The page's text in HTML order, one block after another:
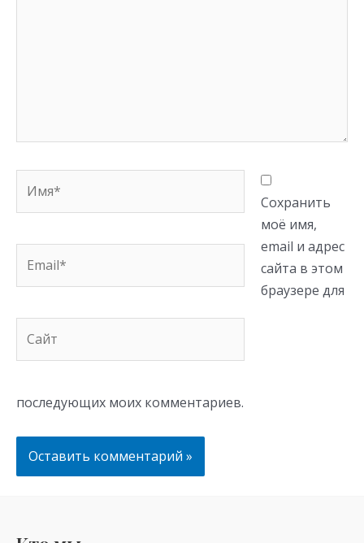
Сохранить
моё имя,
email и адрес
сайта в этом
браузере для
последующих моих комментариев.